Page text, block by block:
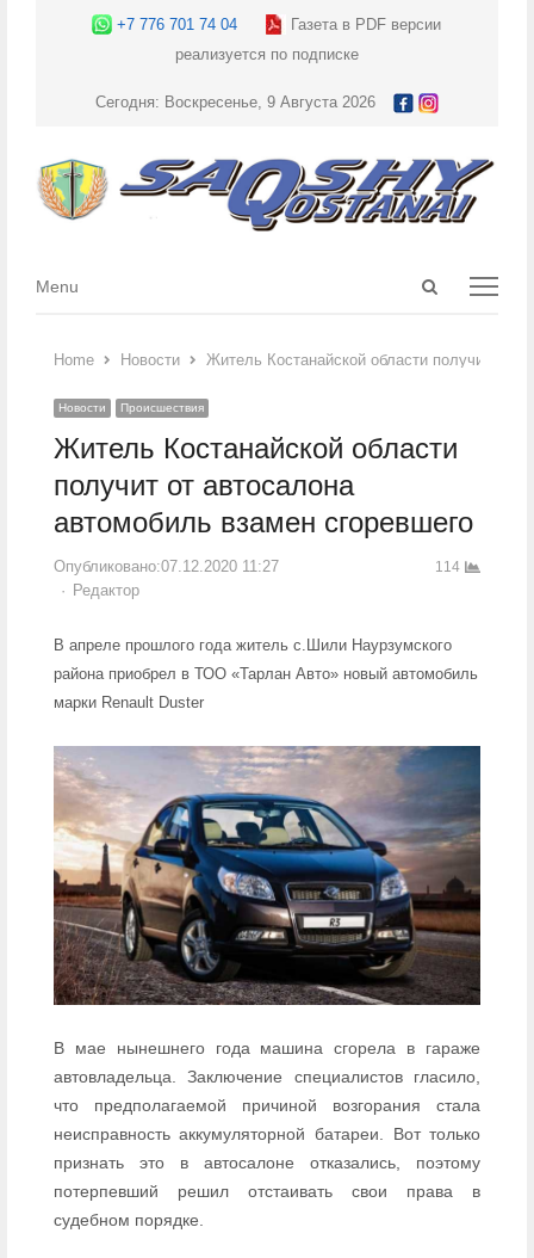
+7 776 701 74 04
Газета в PDF версии
реализуется по подписке
Сегодня: Воскресенье, 9 Августа 2026
Open
Menu
Menu
Home Новости Житель Костанайской области получит от
Новости Происшествия
Житель Костанайской области
получит от автосалона
автомобиль взамен сгоревшего
Опубликовано:07.12.2020 11:27
Author
Редактор
114
В апреле прошлого года житель с.Шили Наурзумского
района приобрел в ТОО «Тарлан Авто» новый автомобиль
марки Renault Duster
В мае нынешнего года машина сгорела в гараже
автовладельца. Заключение специалистов гласило,
что предполагаемой причиной возгорания стала
неисправность аккумуляторной батареи. Вот только
признать это в автосалоне отказались, поэтому
потерпевший решил отстаивать свои права в
судебном порядке.